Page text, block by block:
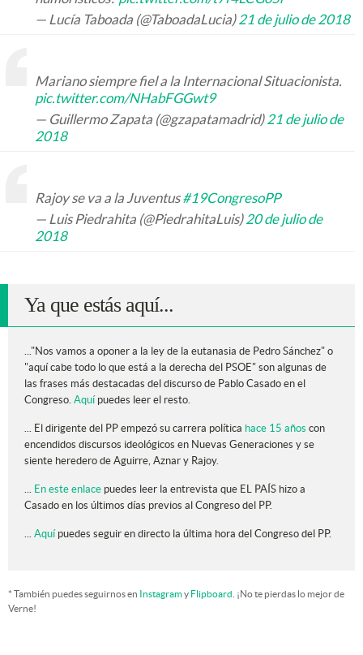
— Lucía Taboada (@TaboadaLucia)21 de julio de 2018
Mariano siempre fiel a la Internacional Situacionista.
pic.twitter.com/NHabFGGwt9
— Guillermo Zapata (@gzapatamadrid)21 de julio de
2018
Rajoy se va a la Juventus#19CongresoPP
— Luis Piedrahita (@PiedrahitaLuis)20 de julio de
2018
Ya que estás aquí...
..."Nos vamos a oponer a la ley de la eutanasia de Pedro Sánchez" o
"aquí cabe todo lo que está a la derecha del PSOE" son algunas de
las frases más destacadas del discurso de Pablo Casado en el
Congreso. Aquípuedes leer el resto.
... El dirigente del PP empezó su carrera política hace 15 años con
encendidos discursos ideológicos en Nuevas Generaciones y se
siente heredero de Aguirre, Aznar y Rajoy.
... En este enlace puedes leer la entrevista que EL PAÍS hizo a
Casado en los últimos días previos al Congreso del PP.
... Aquípuedes seguir en directo la última hora del Congreso del PP.
* También puedes seguirnos en Instagramy Flipboard . ¡No te pierdas lo mejor de
Verne!